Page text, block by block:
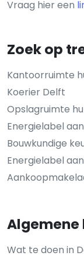
Vraag hier een
Zoek op
Kantoorruimte
Koerier Delft
Opslagruimte
Energielabel
Bouwkundige
Energielabel
Wat te doen in